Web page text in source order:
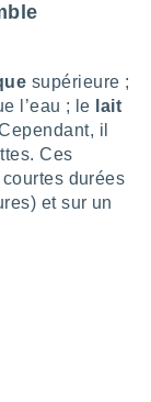
supérieure ;
l’eau ; le lait
il
Ces
durées
et sur un